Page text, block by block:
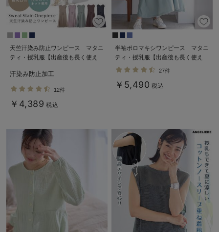
天竺汗染み防止ワンピース マタニ
ティ・授乳服【出産後も長く使え
汗染み防止加工
12件
￥4,389 税込
半袖ポロマキシワンピース マタニ
ティ・授乳服【出産後も長く使え
る】
27件
￥5,490 税込